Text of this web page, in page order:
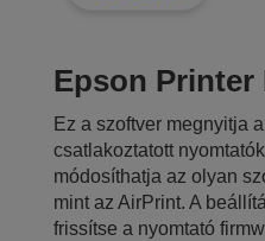
Epson Printer
Ez a szoftver megnyitja
csatlakoztatott
módosíthatja az olyan
mint az AirPrint. A
frissítse a nyomtató